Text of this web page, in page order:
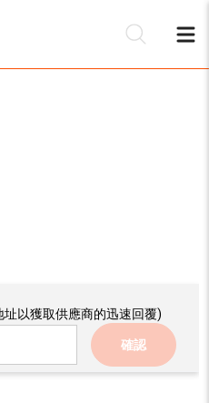
以獲取供應商的迅速回覆)
確認